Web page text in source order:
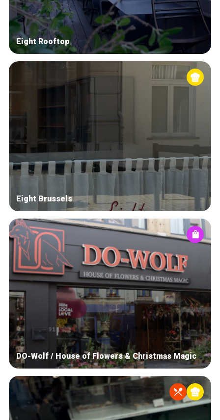
Eight Rooftop
Eight Brussels
DO-Wolf / House of Flowers & Christmas Magic